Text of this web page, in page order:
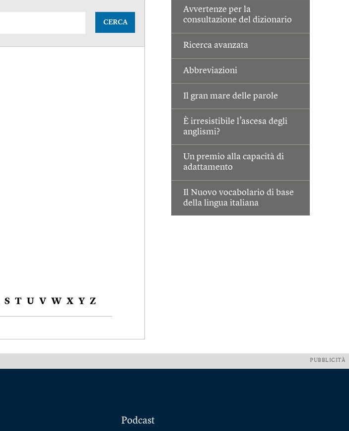
Avvertenze per la
consultazione del dizionario
Ricerca avanzata
Abbreviazioni
Il gran mare delle parole
È irresistibile l’ascesa degli
anglismi?
Un premio alla capacità di
adattamento
Il Nuovo vocabolario di base
della lingua italiana
CERCA
S T U V W X Y Z
PUBBLICITÀ
Podcast